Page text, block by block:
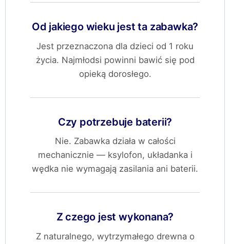
Od jakiego wieku jest ta zabawka?
Jest przeznaczona dla dzieci od 1 roku
życia. Najmłodsi powinni bawić się pod
opieką dorosłego.
Czy potrzebuje baterii?
Nie. Zabawka działa w całości
mechanicznie — ksylofon, układanka i
wędka nie wymagają zasilania ani baterii.
Z czego jest wykonana?
Z naturalnego, wytrzymałego drewna o